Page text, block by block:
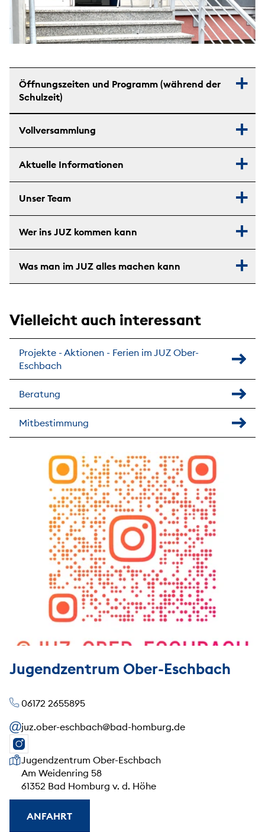
Öffnungszeiten und Programm (während der
Schulzeit)
Vollversammlung
Aktuelle Informationen
Unser Team
Wer ins JUZ kommen kann
Was man im JUZ alles machen kann
Vielleicht auch interessant
Projekte - Aktionen - Ferien im JUZ Ober-
Eschbach
Beratung
Mitbestimmung
Jugendzentrum Ober-Eschbach
06172 2655895
juz.ober-eschbach@bad-homburg.de
Unsere Anschrift
Jugendzentrum Ober-Eschbach
Am Weidenring 58
61352 Bad Homburg v. d. Höhe
ANFAHRT